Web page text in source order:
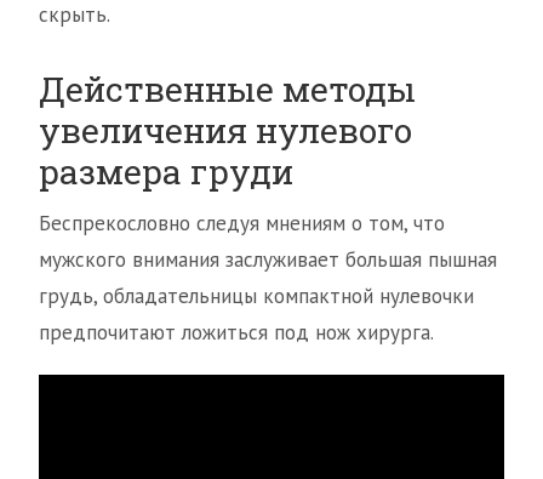
скрыть.
Действенные методы
увеличения нулевого
размера груди
Беспрекословно следуя мнениям о том, что
мужского внимания заслуживает большая пышная
грудь, обладательницы компактной нулевочки
предпочитают ложиться под нож хирурга.